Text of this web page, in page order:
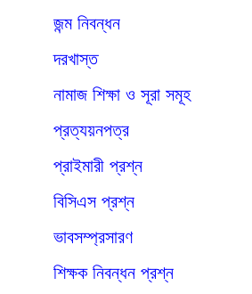
জন্ম নিবন্ধন
দরখাস্ত
নামাজ শিক্ষা ও সূরা সমূহ
প্রত্যয়নপত্র
প্রাইমারী প্রশ্ন
বিসিএস প্রশ্ন
ভাবসম্প্রসারণ
শিক্ষক নিবন্ধন প্রশ্ন